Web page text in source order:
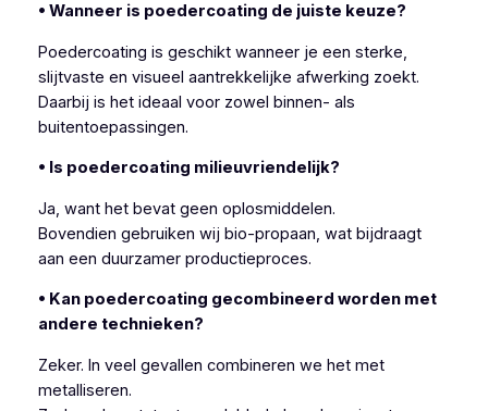
• Wanneer is poedercoating de juiste keuze?
Poedercoating is geschikt wanneer je een sterke,
slijtvaste en visueel aantrekkelijke afwerking zoekt.
Daarbij is het ideaal voor zowel binnen- als
buitentoepassingen.
• Is poedercoating milieuvriendelijk?
Ja, want het bevat geen oplosmiddelen.
Bovendien gebruiken wij bio-propaan, wat bijdraagt
aan een duurzamer productieproces.
• Kan poedercoating gecombineerd worden met
andere technieken?
Zeker. In veel gevallen combineren we het met
metalliseren.